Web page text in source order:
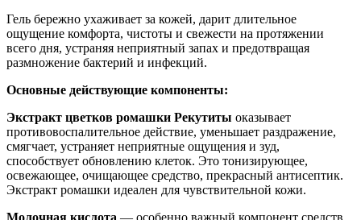
Гель бережно ухаживает за кожей, дарит длительное
ощущение комфорта, чистоты и свежести на протяжении
всего дня, устраняя неприятный запах и предотвращая
размножение бактерий и инфекций.
Основные действующие компоненты:
Экстракт цветков ромашки Рекутиты оказывает
противовоспалительное действие, уменьшает раздражение,
смягчает, устраняет неприятные ощущения и зуд,
способствует обновлению клеток. Это тонизирующее,
освежающее, очищающее средство, прекрасный антисептик.
Экстракт ромашки идеален для чувствительной кожи.